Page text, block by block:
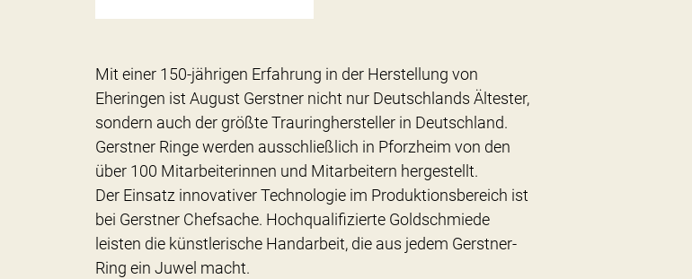
Mit einer 150-jährigen Erfahrung in der Herstellung von
Eheringen ist August Gerstner nicht nur Deutschlands Ältester,
sondern auch der größte Trauringhersteller in Deutschland.
Gerstner Ringe werden ausschließlich in Pforzheim von den
über 100 Mitarbeiterinnen und Mitarbeitern hergestellt.
Der Einsatz innovativer Technologie im Produktionsbereich ist
bei Gerstner Chefsache. Hochqualifizierte Goldschmiede
leisten die künstlerische Handarbeit, die aus jedem Gerstner-
Ring ein Juwel macht.